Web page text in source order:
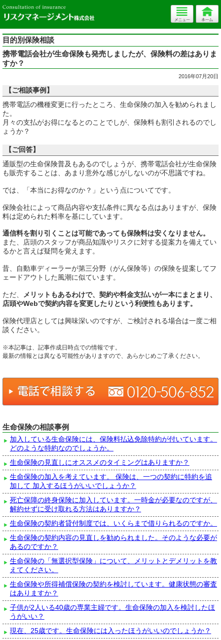
目的別保険相談
携帯電話会社が生命保険も発売しましたが、保険料の差はありま
すか？
2016年07月20日
【ご相談事例】
携帯電話の機種変更に行ったところ、生命保険の加入を勧められまし
た。
月々の支払がお得になるとのことでしが、保険料も割引されるのでし
ょうか？
【ご回答】
通販型の生命保険普及もあるのでしょうが、携帯電話会社が生命保険
も販売することは、あまり意外な感じがしないのが不思議ですね。
では、「本当にお得なのか？」という点についてです。
保険会社によって商品内容や支払条件に異なる点はありますが、保険
料は定められた料率を基にしています。
通信料を割り引くことは可能であっても保険料は安くなりません。
また、店頭のスタッフが商品知識やリスクに対する提案力を備えてい
るかと言えば疑問を覚えます。
昔、自動車ディーラーが第三分野（がん保険等）の保険を提案してフ
ェードアウトした風潮に似ています。
ただ、
メリットもあるわけで、契約や料金支払いが一本にまとまり、
店頭やWebで契約内容を変更したりという利便性もあります。
保険代理店としては興味深いのですが、ご検討される場合は一度ご相
談ください。
※本記事は、記事作成日時点での情報です。
最新の情報とは異なる可能性がありますので、あらかじめご了承ください。
生命保険の相談事例
加入している生命保険には、保険料払込免除特約が付いています。
どのような特約なのでしょうか。
生命保険の見直しにオススメのタイミングはありますか？
生命保険の加入を考えています。 保険は、一つの契約に特約を追
加して 加入するほうがいいでしょうか？
死亡保障の終身保険に加入しています。一時金が必要なのですが、
解約せずに受け取れる方法はありますか？
生命保険の契約者貸付制度では、いくらまで借りられるのですか。
生命保険の契約内容の見直しを勧められました。そのような必要が
あるのですか？
生命保険の「無選択型保険」について、メリットとデメリットを教
えてください。
生命保険や所得補償保険の契約を検討しています。健康状態の審査
はありますか？
子供が2人いる40歳の専業主婦です。生命保険の加入を検討したほ
うがいい？
現在、25歳です。生命保険には入ったほうがいいのでしょうか？